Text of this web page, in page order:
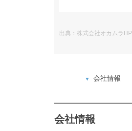
出典：株式会社オカムラHP
会社情報
会社情報